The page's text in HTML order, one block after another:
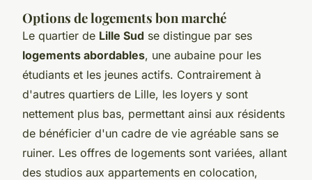
Options de logements bon marché
Le quartier de Lille Sud se distingue par ses
logements abordables, une aubaine pour les
étudiants et les jeunes actifs. Contrairement à
d'autres quartiers de Lille, les loyers y sont
nettement plus bas, permettant ainsi aux résidents
de bénéficier d'un cadre de vie agréable sans se
ruiner. Les offres de logements sont variées, allant
des studios aux appartements en colocation,